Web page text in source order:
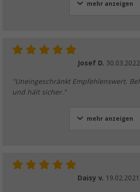
mehr anzeigen
Josef D. 30.03.2022
"Uneingeschränkt Empfehlenswert.
und hält sicher."
mehr anzeigen
Daisy v. 19.02.2021